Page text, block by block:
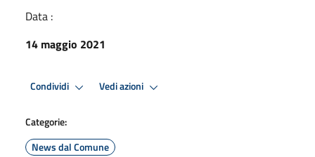
Data :
14 maggio 2021
Condividi Vedi azioni
Categorie:
News dal Comune